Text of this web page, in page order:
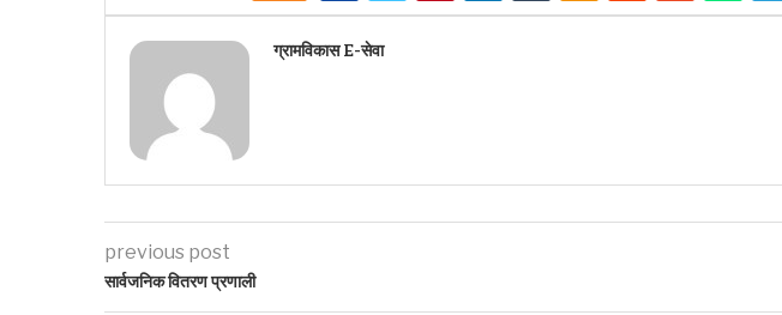
ग्रामविकास E-सेवा
previous post
सार्वजनिक वितरण प्रणाली